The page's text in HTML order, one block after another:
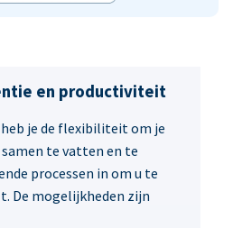
en productiviteit
je de flexibiliteit om je
te vatten en te
processen in om u te
De mogelijkheden zijn